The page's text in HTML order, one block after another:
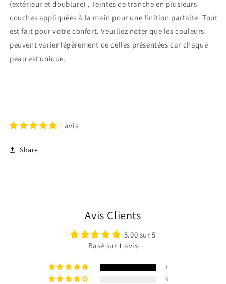
(extérieur et doublure) , Teintes de tranche en plusieurs
couches appliquées à la main pour une finition parfaite. Tout
est fait pour votre confort. Veuillez noter que les couleurs
peuvent varier légèrement de celles présentées car chaque
peau est unique.
1 avis
Share
Avis Clients
5.00 sur 5
Basé sur 1 avis
1
0
Connexion requise
Connectez-vous à votre compte pour ajouter des